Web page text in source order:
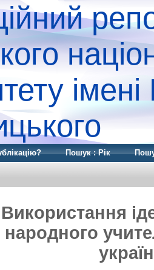
Пошук : Рік
Використання
народного